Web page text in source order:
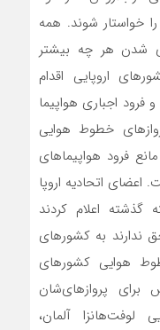
خواستار شوند. همه
شدن هر چه بیشتر
اروپایی اقدام
فرود اجباری هواپیما
خطوط هوایی
فرود هواپیماهای
اتحادیه اروپا
اعلام کردند
ندارند به کشورهای
هوایی کشورهای
برای پروازهای‌شان
لوفت‌هانزا آلمان،